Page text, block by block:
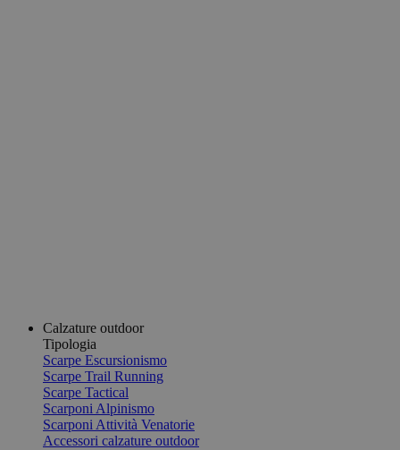
Calzature outdoor
Tipologia
Scarpe Escursionismo
Scarpe Trail Running
Scarpe Tactical
Scarponi Alpinismo
Scarponi Attività Venatorie
Accessori calzature outdoor